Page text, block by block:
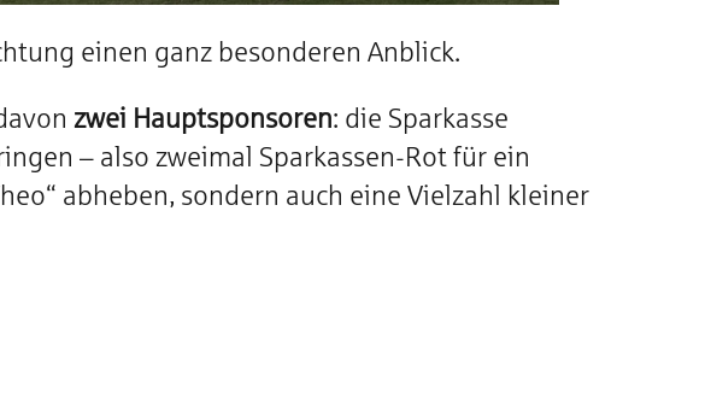
einen ganz besonderen Anblick.
zwei Hauptsponsoren: die Sparkasse
– also zweimal Sparkassen-Rot für ein
abheben, sondern auch eine Vielzahl kleiner